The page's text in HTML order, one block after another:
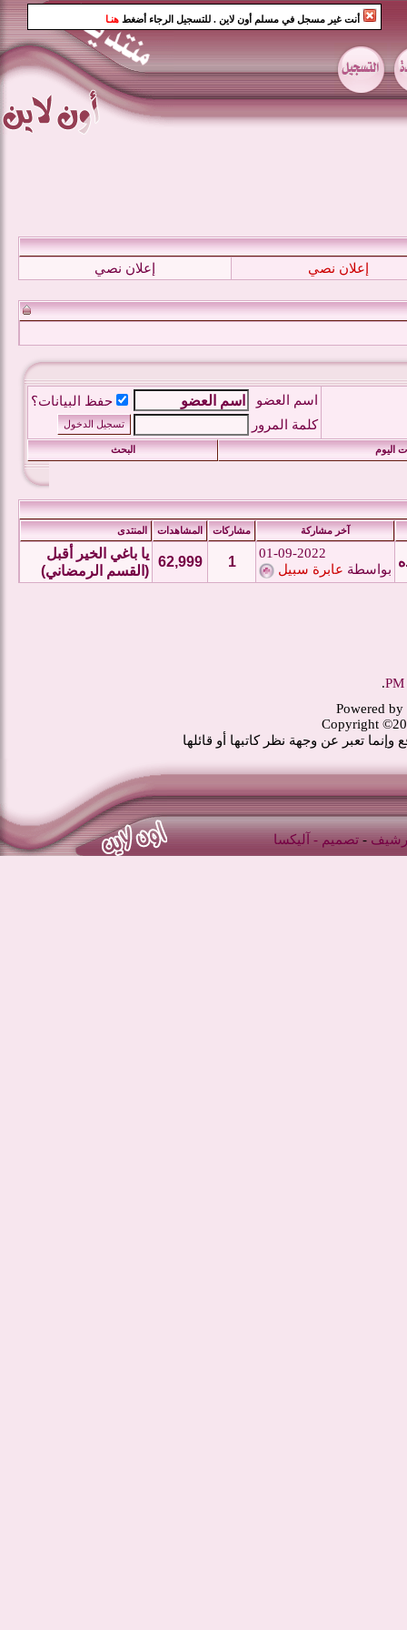
أنت غير مسجل في مسلم أون لاين . للتسجيل الرجاء أضغط هنـا
إعلان نصي إعلان نصي
اسم العضو
حفظ البيانات؟
كلمة المرور
اليوم البحث
آخر مشاركة مشاركات المشاهدات المنتدى
01-09-2022
بواسطة عابرة سبيل 1
62,999
يا باغي الخير أقبل
(القسم الرمضاني)
.
Powered
Copyright
تعبر عن وجهة نظر كاتبها أو قائلها
-تصميم - آليكسا